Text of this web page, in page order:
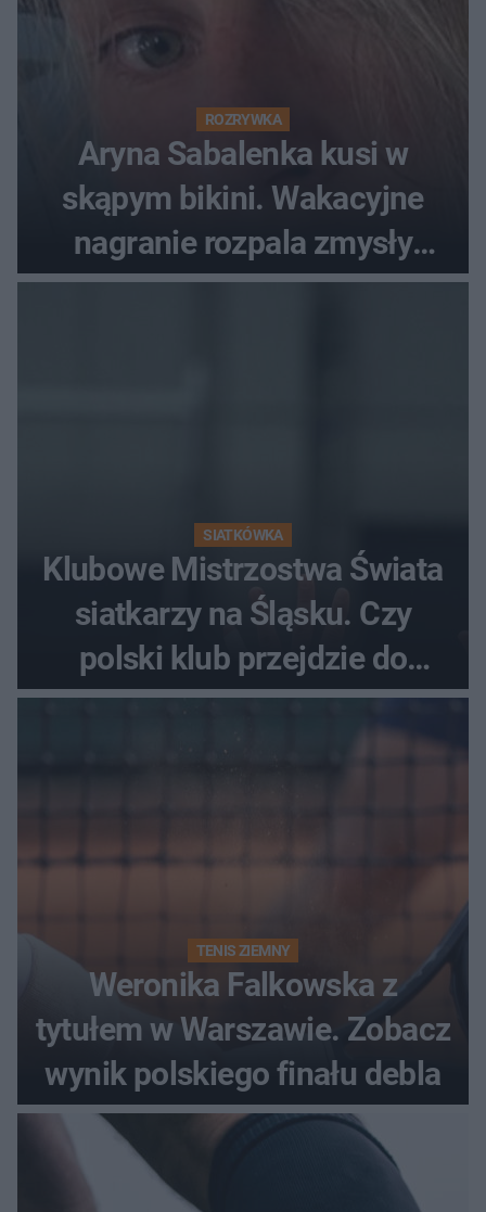
ROZRYWKA
Aryna Sabalenka kusi w
skąpym bikini. Wakacyjne
nagranie rozpala zmysły
fanów
SIATKÓWKA
Klubowe Mistrzostwa Świata
siatkarzy na Śląsku. Czy
polski klub przejdzie do
historii
TENIS ZIEMNY
Weronika Falkowska z
tytułem w Warszawie. Zobacz
wynik polskiego finału debla